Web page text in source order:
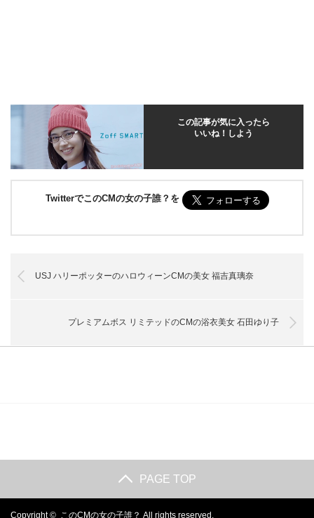
この記事が気に入ったら
いいね！しよう
TwitterでこのCMの女の子誰？を
USJ ハリーポッターのハロウィーンCMの美女 福吉真璃奈
プレミアムボス リミテッドのCMの浴衣美女 石田ゆり子
PAGE TOP
Copyright © このCMの女の子誰？ All rights reserved.